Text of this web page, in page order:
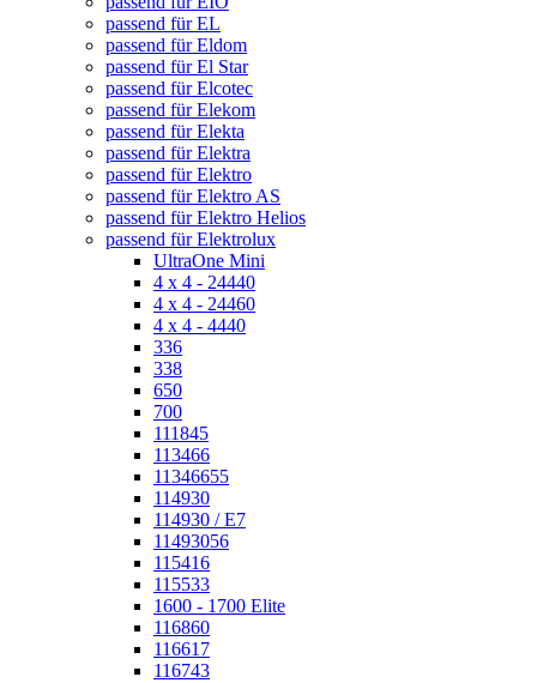
passend für EL
passend für Eldom
passend für El Star
passend für Elcotec
passend für Elekom
passend für Elekta
passend für Elektra
passend für Elektro
passend für Elektro AS
passend für Elektro Helios
passend für Elektrolux
UltraOne Mini
4 x 4 - 24440
4 x 4 - 24460
4 x 4 - 4440
336
338
650
700
111845
113466
11346655
114930
114930 / E7
11493056
115416
115533
1600 - 1700 Elite
116860
116617
116743